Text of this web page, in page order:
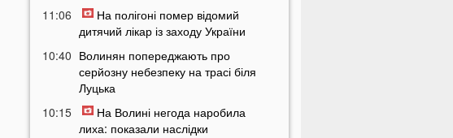
11:06
На полігоні помер відомий
дитячий лікар із заходу України
10:40 Волинян попереджають про
серйозну небезпеку на трасі біля
Луцька
10:15
На Волині негода наробила
лиха: показали наслідки